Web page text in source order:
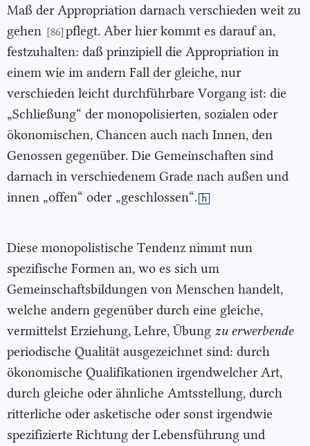
Maß der Appropriation darnach verschieden weit zu
gehen [86] pflegt. Aber hier kommt es darauf an,
festzuhalten: daß prinzipiell die Appropriation in
einem wie im andern Fall der gleiche, nur
verschieden leicht durchführbare Vorgang ist: die
„Schließung“ der monopolisierten, sozialen oder
ökonomischen, Chancen auch nach Innen, den
Genossen gegenüber. Die Gemeinschaften sind
darnach in verschiedenem Grade nach außen und
innen „offen“ oder „geschlossen“. h
Diese monopolistische Tendenz nimmt nun
spezifische Formen an, wo es sich um
Gemeinschaftsbildungen von Menschen handelt,
welche andern gegenüber durch eine gleiche,
vermittelst Erziehung, Lehre, Übung zu erwerbende
periodische Qualität ausgezeichnet sind: durch
ökonomische Qualifikationen irgendwelcher Art,
durch gleiche oder ähnliche Amtsstellung, durch
ritterliche oder asketische oder sonst irgendwie
spezifizierte Richtung der Lebensführung und